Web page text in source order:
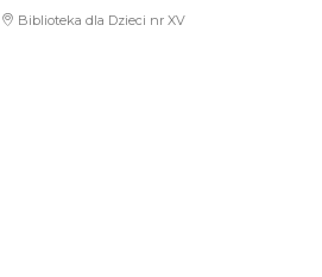
Biblioteka dla Dzieci nr XV